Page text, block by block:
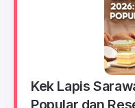
Kek Lapis